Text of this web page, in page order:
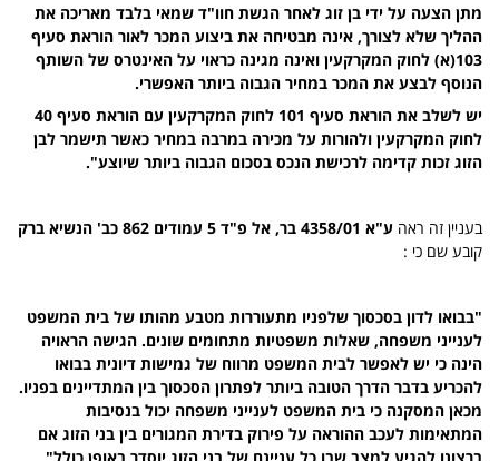
מתן הצעה על ידי בן זוג לאחר הגשת חוו"ד שמאי בלבד מאריכה את
ההליך שלא לצורך, אינה מבטיחה את ביצוע המכר לאור הוראת סעיף
103(א) לחוק המקרקעין ואינה מגינה כראוי על האינטרס של השותף
הנוסף לבצע את המכר במחיר הגבוה ביותר האפשרי.
יש לשלב את הוראת סעיף 101 לחוק המקרקעין עם הוראת סעיף 40
לחוק המקרקעין ולהורות על מכירה במרבה במחיר כאשר תישמר לבן
הזוג זכות קדימה לרכישת הנכס בסכום הגבוה ביותר שיוצע".
בעניין זה ראה ע"א 4358/01 בר, אל פ"ד 5 עמודים 862 כב' הנשיא ברק
קובע שם כי :
"בבואו לדון בסכסוך שלפניו מתעוררות מטבע מהותו של בית המשפט
לענייני משפחה, שאלות משפטיות מתחומים שונים. הגישה הראויה
הינה כי יש לאפשר לבית המשפט מרווח של גמישות דיונית בבואו
להכריע בדבר הדרך הטובה ביותר לפתרון הסכסוך בין המתדיינים בפניו.
מכאן המסקנה כי בית המשפט לענייני משפחה יכול בנסיבות
המתאימות לעכב ההוראה על פירוק בדירת המגורים בין בני הזוג אם